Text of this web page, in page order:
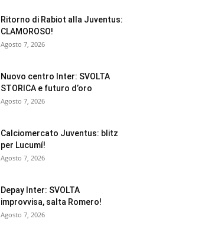
Ritorno di Rabiot alla Juventus:
CLAMOROSO!
Agosto 7, 2026
Nuovo centro Inter: SVOLTA
STORICA e futuro d’oro
Agosto 7, 2026
Calciomercato Juventus: blitz
per Lucumí!
Agosto 7, 2026
Depay Inter: SVOLTA
improvvisa, salta Romero!
Agosto 7, 2026